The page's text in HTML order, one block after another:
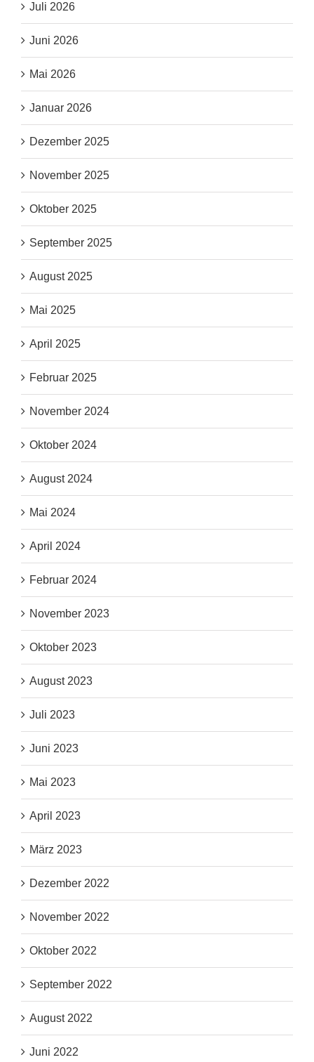
Juli 2026
Juni 2026
Mai 2026
Januar 2026
Dezember 2025
November 2025
Oktober 2025
September 2025
August 2025
Mai 2025
April 2025
Februar 2025
November 2024
Oktober 2024
August 2024
Mai 2024
April 2024
Februar 2024
November 2023
Oktober 2023
August 2023
Juli 2023
Juni 2023
Mai 2023
April 2023
März 2023
Dezember 2022
November 2022
Oktober 2022
September 2022
August 2022
Juni 2022